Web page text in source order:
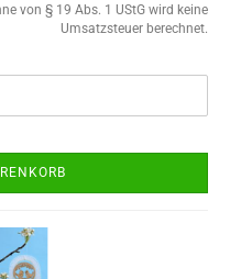
von § 19 Abs. 1 UStG wird keine
Umsatzsteuer berechnet.